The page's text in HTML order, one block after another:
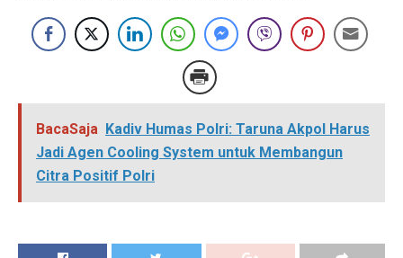
BacaSaja Kadiv Humas Polri: Taruna Akpol Harus
Jadi Agen Cooling System untuk Membangun
Citra Positif Polri